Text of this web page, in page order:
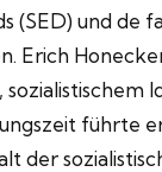
(SED) und de
Erich
führte
der